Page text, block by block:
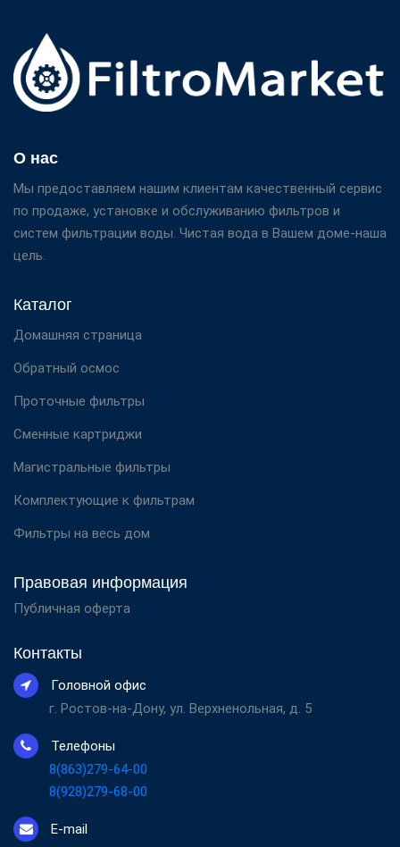
О нас
Мы предоставляем нашим клиентам качественный сервис
по продаже, установке и обслуживанию фильтров и
систем фильтрации воды. Чистая вода в Вашем доме-наша
цель.
Каталог
Домашняя страница
Обратный осмос
Проточные фильтры
Сменные картриджи
Магистральные фильтры
Комплектующие к фильтрам
Фильтры на весь дом
Правовая информация
Публичная оферта
Контакты
Головной офис
г. Ростов-на-Дону, ул. Верхненольная, д. 5
Телефоны
8(863)279-64-00
8(928)279-68-00
E-mail